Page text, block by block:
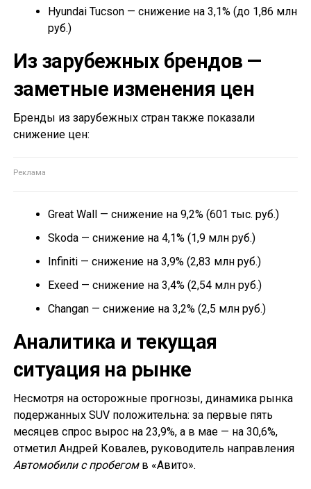
Hyundai Tucson — снижение на 3,1% (до 1,86 млн
руб.)
Из зарубежных брендов —
заметные изменения цен
Бренды из зарубежных стран также показали
снижение цен:
Great Wall — снижение на 9,2% (601 тыс. руб.)
Skoda — снижение на 4,1% (1,9 млн руб.)
Infiniti — снижение на 3,9% (2,83 млн руб.)
Exeed — снижение на 3,4% (2,54 млн руб.)
Changan — снижение на 3,2% (2,5 млн руб.)
Аналитика и текущая
ситуация на рынке
Несмотря на осторожные прогнозы, динамика рынка
подержанных SUV положительна: за первые пять
месяцев спрос вырос на 23,9%, а в мае — на 30,6%,
отметил Андрей Ковалев, руководитель направления
Автомобили с пробегомв «Авито».